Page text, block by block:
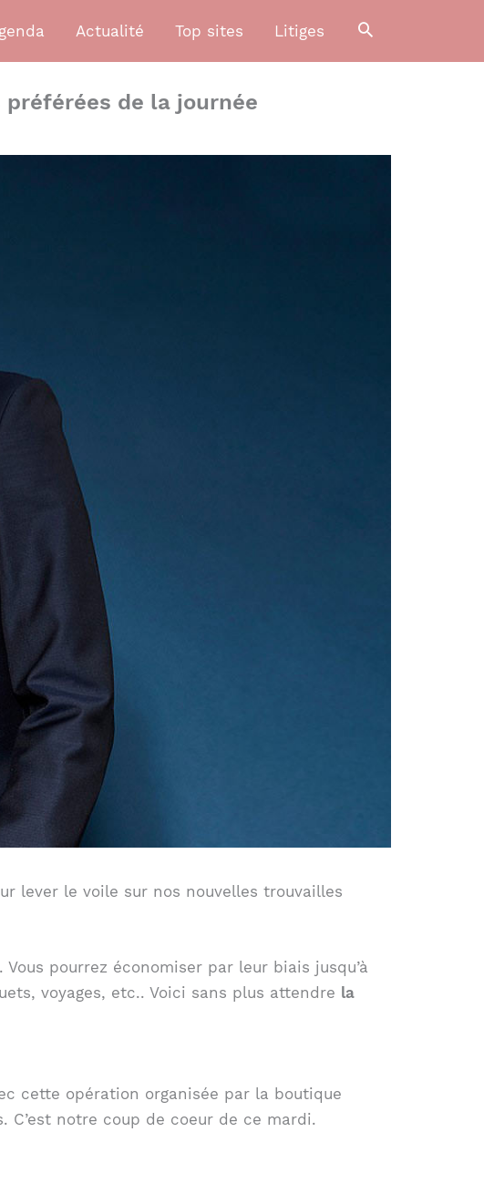
Actualité Top sites Litiges
de la journée
lever le voile sur nos nouvelles trouvailles
pourrez économiser par leur biais jusqu’à
voyages, etc.. Voici sans plus attendre la
cette opération organisée par la boutique
C’est notre coup de coeur de ce mardi.